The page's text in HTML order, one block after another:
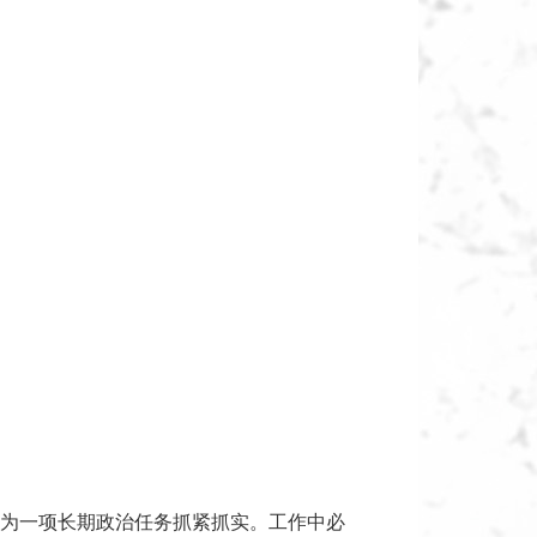
一项长期政治任务抓紧抓实。工作中必